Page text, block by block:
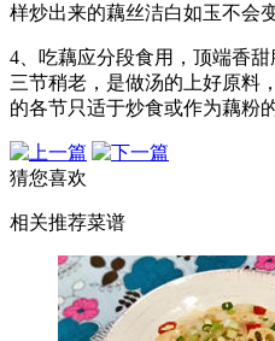
样炒出来的藕丝洁白如玉不会变
4、吃藕应分段食用，顶端香
三节稍老，是做汤的上好原料
的各节只适于炒食或作为藕粉
猜您喜欢
相关推荐菜谱